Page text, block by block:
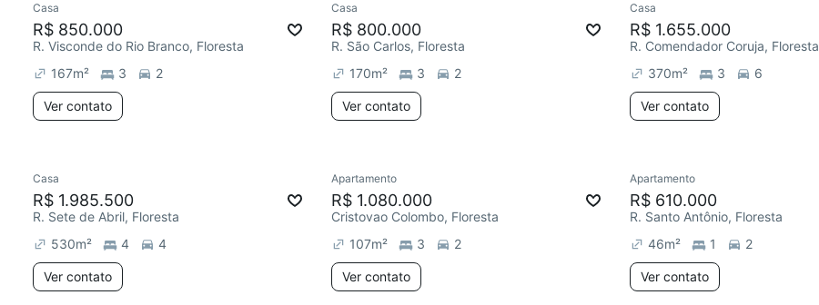
Casa
R$ 850.000
R. Visconde do Rio Branco, Floresta
167m² 3 2
Ver contato
Casa
R$ 800.000
R. São Carlos, Floresta
170m² 3 2
Ver contato
Casa
R$ 1.655.000
R. Comendador Coruja, Floresta
370m² 3 6
Ver contato
Casa
R$ 1.985.500
R. Sete de Abril, Floresta
530m² 4 4
Ver contato
Apartamento
R$ 1.080.000
Cristovao Colombo, Floresta
107m² 3 2
Ver contato
Apartamento
R$ 610.000
R. Santo Antônio, Floresta
46m² 1 2
Ver contato